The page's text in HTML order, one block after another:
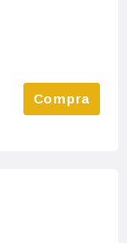
Compra